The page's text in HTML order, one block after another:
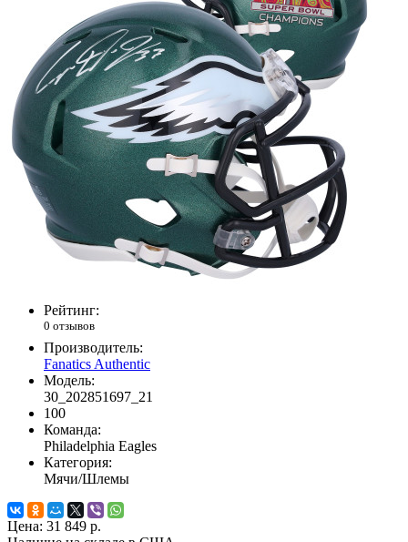
Рейтинг:
0 отзывов
Производитель:
Fanatics Authentic
Модель:
30_202851697_21
100
Команда:
Philadelphia Eagles
Категория:
Мячи/Шлемы
Цена: 31 849 р.